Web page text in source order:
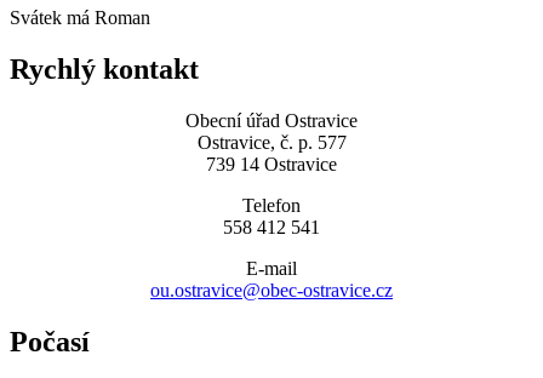
Svátek má Roman
Rychlý kontakt
Obecní úřad Ostravice
Ostravice, č. p. 577
739 14 Ostravice
Telefon
558 412 541
E-mail
ou.ostravice@obec-ostravice.cz
Počasí